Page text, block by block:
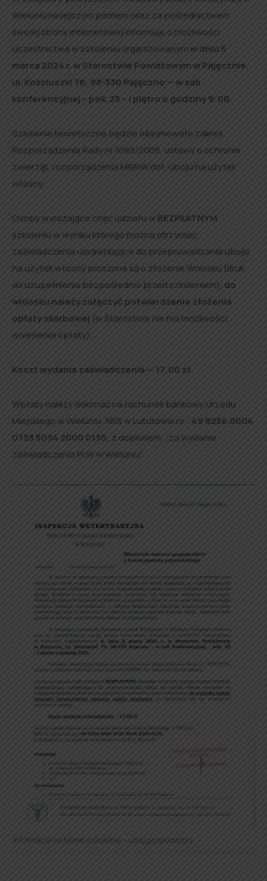
Wieluniu niniejszym pismem oraz za pośrednictwem
swojej strony internetowej informuje o możliwości
uczestnictwa w szkoleniu organizowanym w dniu 5
marca 2024 r. w Starostwie Powiatowym w Pajęcznie,
ul. Kościuszki 76, 98-330 Pajęczno — w sali
konferencyjnej – pok. 25 – I piętro o godziny 9:00.
Szkolenie teoretyczne będzie obejmowało zakres
Rozporządzenia Rady nr 1099/2009, ustawy o ochronie
zwierząt, rozporządzenia MRiRW dot. uboju na użytek
własny.
Osoby wyrażające chęć udziału w BEZPŁATNYM
szkoleniu w wyniku którego można otrzymać
zaświadczenia uprawniające do przeprowadzania uboju
na użytek własny proszone są o złożenie Wniosku (druk
do uzupełnienia bezpośrednio przed szkoleniem), do
wniosku należy załączyć potwierdzenie złożenia
opłaty skarbowej (w Starostwie nie ma możliwości
wniesienia opłaty).
Koszt wydania zaświadczenia — 17,00 zł.
Wpłaty należy dokonać na rachunek bankowy Urzędu
Miejskiego w Wieluniu, RBS w Lututowie nr.: 49 9256 0004
0723 5034 2000 0130, z dopiskiem: „za wydanie
zaświadczenia PLW w Wieluniu”.
Informacja na temat szkolenia – ubój gospodarczy